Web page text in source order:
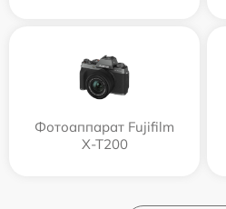
Фотоаппарат Fujifilm
X-T200